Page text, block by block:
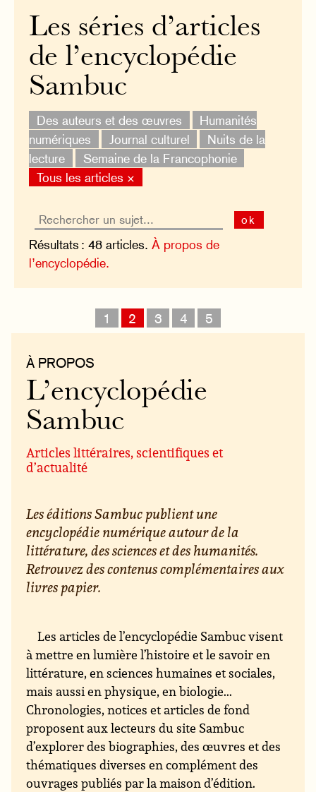
Les séries d’articles
de l’encyclopédie
Sambuc
Des auteurs et des œuvres
Humanités
numériques
Journal culturel
Nuits de la
lecture
Semaine de la Francophonie
Tous les articles ×
ok
Résultats : 48 articles.À propos de
l’encyclopédie.
1 2 3 4 5
À PROPOS
L’encyclopédie
Sambuc
Articles littéraires, scientifiques et
d’actualité
Les éditions Sambuc publient une
encyclopédie numérique autour de la
littérature, des sciences et des humanités.
Retrouvez des contenus complémentaires aux
livres papier.
Les articles de l’encyclopédie Sambuc visent
à mettre en lumière l’histoire et le savoir en
littérature, en sciences humaines et sociales,
mais aussi en physique, en biologie...
Chronologies, notices et articles de fond
proposent aux lecteurs du site Sambuc
d’explorer des biographies, des œuvres et des
thématiques diverses en complément des
ouvrages publiés par la maison d’édition.